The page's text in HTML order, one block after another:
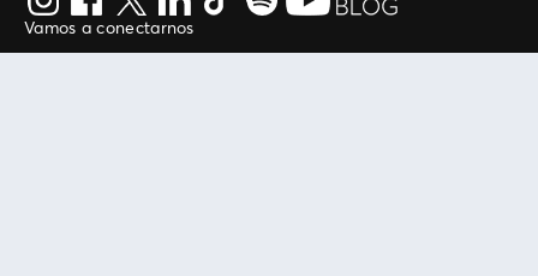
Vamos a conectarnos